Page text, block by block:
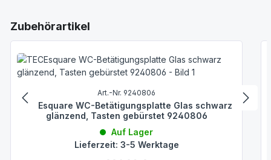
Produktgalerie überspringen
Zubehörartikel
Art.-Nr. 9240806
TECEsquare WC-Betätigungsplatte Glas schwarz
glänzend, Tasten gebürstet 9240806
Auf Lager
Lieferzeit: 3-5 Werktage